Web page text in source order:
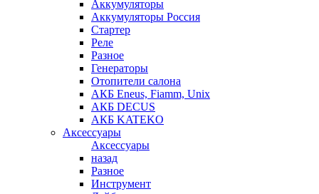
Аккумуляторы
Аккумуляторы Россия
Стартер
Реле
Разное
Генераторы
Отопители салона
АКБ Eneus, Fiamm, Unix
АКБ DECUS
АКБ KATEKO
Аксессуары
Аксессуары
назад
Разное
Инструмент